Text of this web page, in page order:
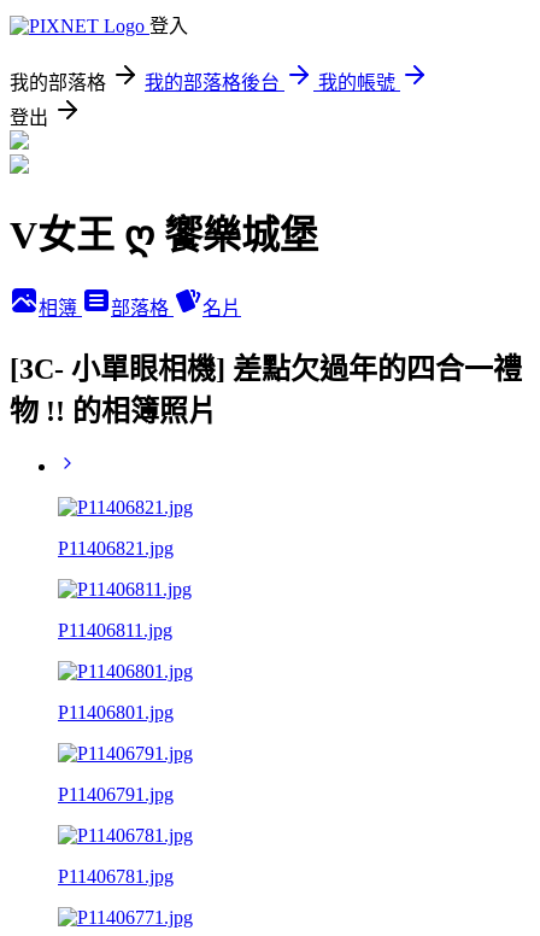
登入
我的部落格 我的部落格後台
我的帳號
登出
V女王 ღ 饗樂城堡
相簿 部落格 名片
[3C- 小單眼相機] 差點欠過年的四合一禮
物 !! 的相簿照片
P11406821.jpg
P11406811.jpg
P11406801.jpg
P11406791.jpg
P11406781.jpg